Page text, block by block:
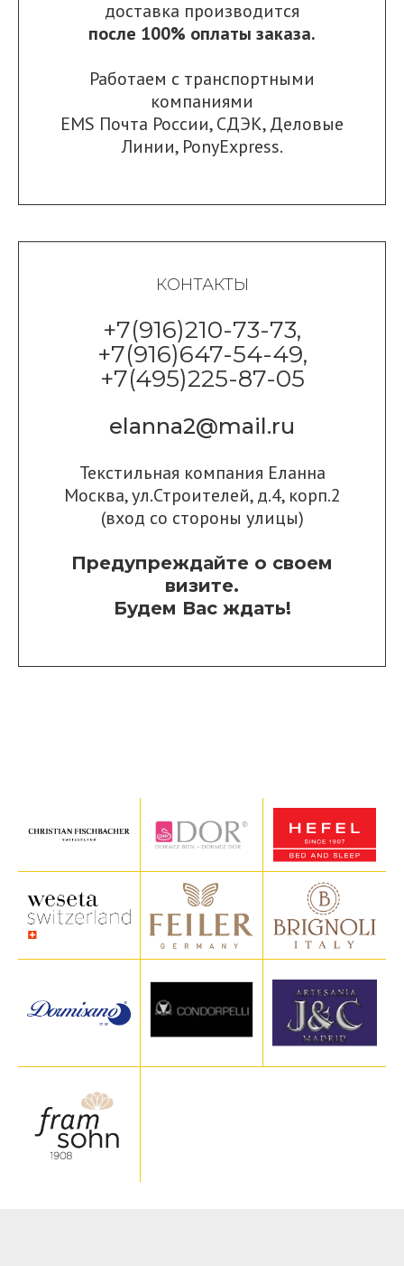
доставка производится
после 100% оплаты заказа.
Работаем с транспортными
компаниями
EMS Почта России,СДЭК,Деловые
Линии, PonyExpress.
КОНТАКТЫ
+7(916)210-73-73,
+7(916)647-54-49,
+7(495)225-87-05
elanna2@mail.ru
Текстильная компания Еланна
Москва, ул.Строителей, д.4, корп.2
(вход со стороны улицы)
Предупреждайте о своем
визите.
Будем Вас ждать!